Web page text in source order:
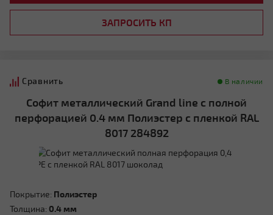
ЗАПРОСИТЬ КП
Сравнить В наличии
Софит металлический Grand line с полной
перфорацией 0.4 мм Полиэстер с пленкой RAL
8017 284892
Покрытие: Полиэстер
Толщина: 0.4 мм